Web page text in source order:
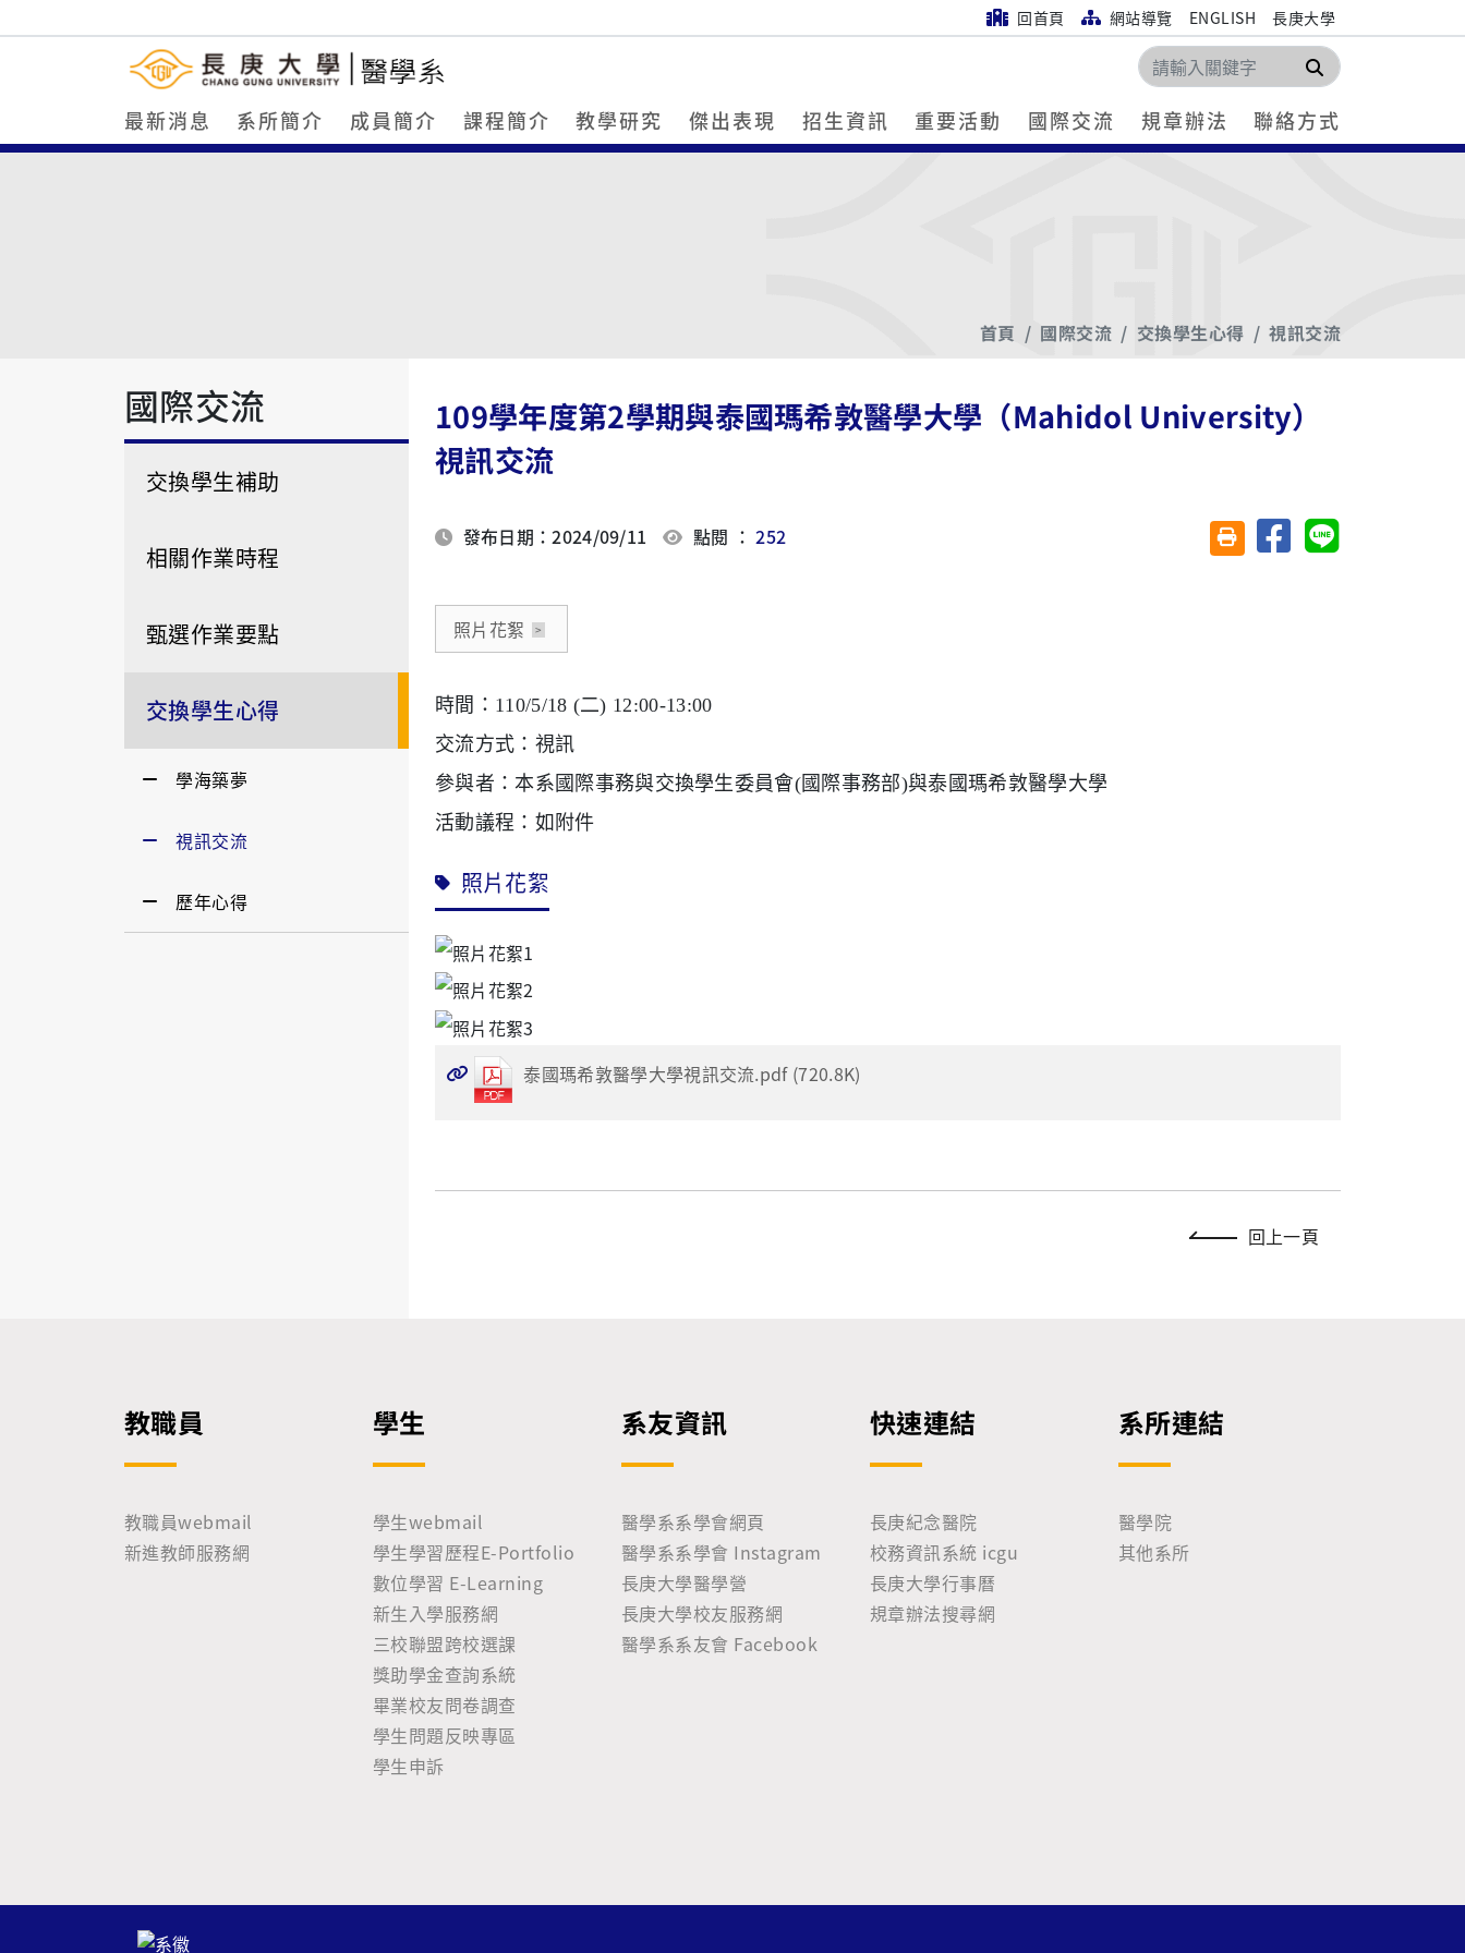
回首頁 網站導覽 ENGLISH 長庚大學
搜尋
最新消息 系所簡介 成員簡介 課程簡介 教學研究 傑出表現 招生資訊 重要活動 國際交流 規章辦法 聯絡方式
首頁 國際交流 交換學生心得 視訊交流
國際交流
交換學生補助
相關作業時程
甄選作業要點
交換學生心得
學海築夢
視訊交流
歷年心得
109學年度第2學期與泰國瑪希敦醫學大學（Mahidol University）
視訊交流
發布日期：2024/09/11 點閱 ：252 友善列印(另開視窗)
分享至臉書分享至 Line
照片花絮
時間：110/5/18 (二) 12:00-13:00
交流方式：視訊
參與者：本系國際事務與交換學生委員會(國際事務部)與泰國瑪希敦醫學大學
活動議程：如附件
照片花絮
泰國瑪希敦醫學大學視訊交流.pdf (720.8K)
回上一頁
教職員
教職員webmail
新進教師服務網
學生
學生webmail
學生學習歷程E-Portfolio
數位學習 E-Learning
新生入學服務網
三校聯盟跨校選課
獎助學金查詢系統
畢業校友問卷調查
學生問題反映專區
學生申訴
系友資訊
醫學系系學會網頁
醫學系系學會 Instagram
長庚大學醫學營
長庚大學校友服務網
醫學系系友會 Facebook
快速連結
長庚紀念醫院
校務資訊系統 icgu
長庚大學行事曆
規章辦法搜尋網
系所連結
醫學院
其他系所